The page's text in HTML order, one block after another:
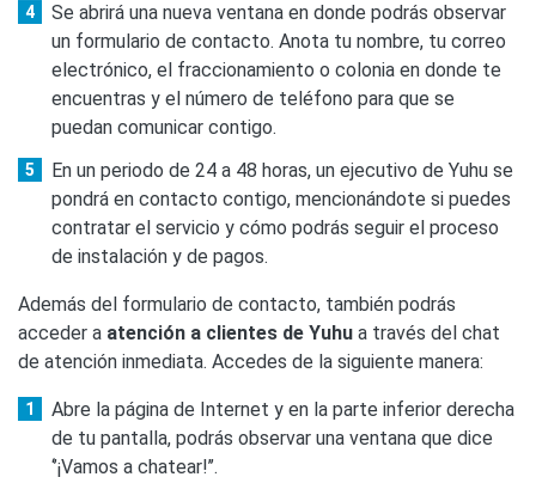
Se abrirá una nueva ventana en donde podrás observar
un formulario de contacto. Anota tu nombre, tu correo
electrónico, el fraccionamiento o colonia en donde te
encuentras y el número de teléfono para que se
puedan comunicar contigo.
En un periodo de 24 a 48 horas, un ejecutivo de Yuhu se
pondrá en contacto contigo, mencionándote si puedes
contratar el servicio y cómo podrás seguir el proceso
de instalación y de pagos.
Además del formulario de contacto, también podrás
acceder a atención a clientes de Yuhu a través del chat
de atención inmediata. Accedes de la siguiente manera:
Abre la página de Internet y en la parte inferior derecha
de tu pantalla, podrás observar una ventana que dice
‘’¡Vamos a chatear!’’.